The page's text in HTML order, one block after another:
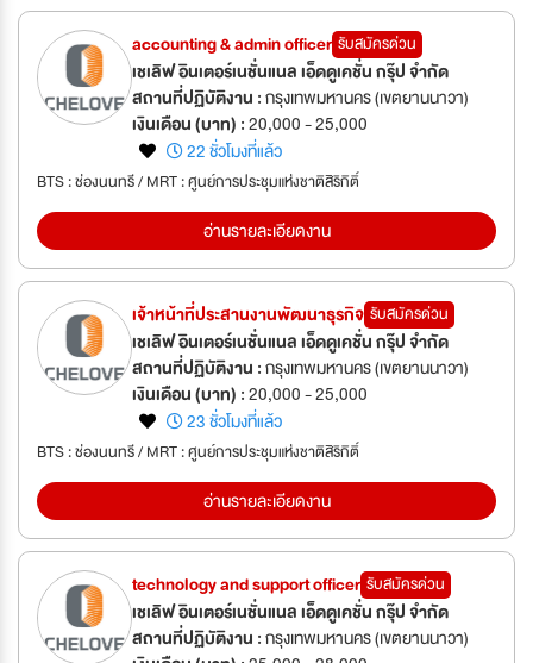
accounting & admin officer รับสมัครด่วน
เชเลิฟ อินเตอร์เนชั่นแนล เอ็ดดูเคชั่น กรุ๊ป จำกัด
สถานที่ปฏิบัติงาน :กรุงเทพมหานคร (เขตยานนาวา)
เงินเดือน (บาท) :20,000 - 25,000
22 ชั่วโมงที่แล้ว
BTS : ช่องนนทรี / MRT : ศูนย์การประชุมแห่งชาติสิริกิติ์
อ่านรายละเอียดงาน
เจ้าหน้าที่ประสานงานพัฒนาธุรกิจ รับสมัครด่วน
เชเลิฟ อินเตอร์เนชั่นแนล เอ็ดดูเคชั่น กรุ๊ป จำกัด
สถานที่ปฏิบัติงาน :กรุงเทพมหานคร (เขตยานนาวา)
เงินเดือน (บาท) :20,000 - 25,000
23 ชั่วโมงที่แล้ว
BTS : ช่องนนทรี / MRT : ศูนย์การประชุมแห่งชาติสิริกิติ์
อ่านรายละเอียดงาน
technology and support officer รับสมัครด่วน
เชเลิฟ อินเตอร์เนชั่นแนล เอ็ดดูเคชั่น กรุ๊ป จำกัด
สถานที่ปฏิบัติงาน :กรุงเทพมหานคร (เขตยานนาวา)